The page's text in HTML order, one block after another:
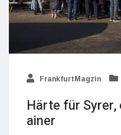
FrankfurtMagzin
Härte für
ainer